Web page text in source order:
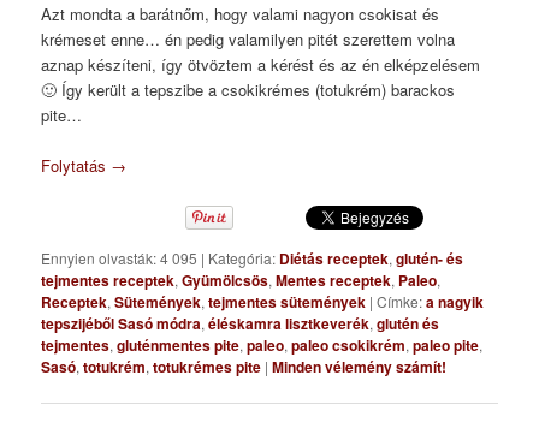
Azt mondta a barátnőm, hogy valami nagyon csokisat és
krémeset enne… én pedig valamilyen pitét szerettem volna
aznap készíteni, így ötvöztem a kérést és az én elképzelésem
🙂 Így került a tepszibe a csokikrémes (totukrém) barackos
pite…
Folytatás →
Ennyien olvasták: 4 095 | Kategória: Diétás receptek,glutén- és
tejmentes receptek,Gyümölcsös,Mentes receptek, Paleo,
Receptek,Sütemények,tejmentes sütemények |Címke:a nagyik
tepszijéből Sasó módra,éléskamra lisztkeverék,glutén és
tejmentes,gluténmentes pite,paleo,paleo csokikrém,paleo pite,
Sasó,totukrém,totukrémes pite |Minden vélemény számít!